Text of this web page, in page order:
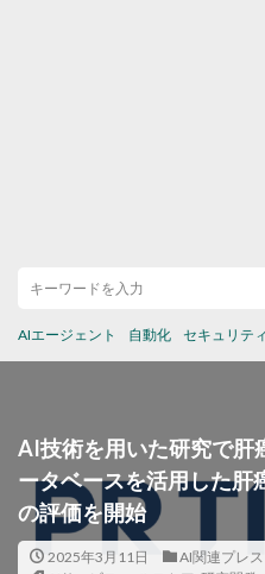
AIエージェント 自動化 セキュリティ
AI技術を用いた研究で肝
ータベースを活用した肝
の評価を開始
2025年3月11日
AI関連プレ